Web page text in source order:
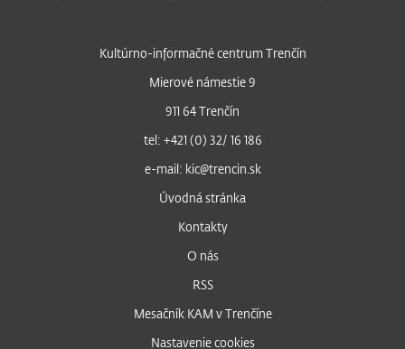
Kultúrno-informačné centrum Trenčín
Mierové námestie 9
911 64 Trenčín
tel: +421 (0) 32/ 16 186
e-mail: kic@trencin.sk
Úvodná stránka
Kontakty
O nás
RSS
Mesačník KAM v Trenčíne
Nastavenie cookies